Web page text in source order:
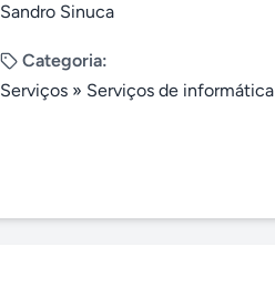
Sandro Sinuca
Categoria:
Serviços » Serviços de informática